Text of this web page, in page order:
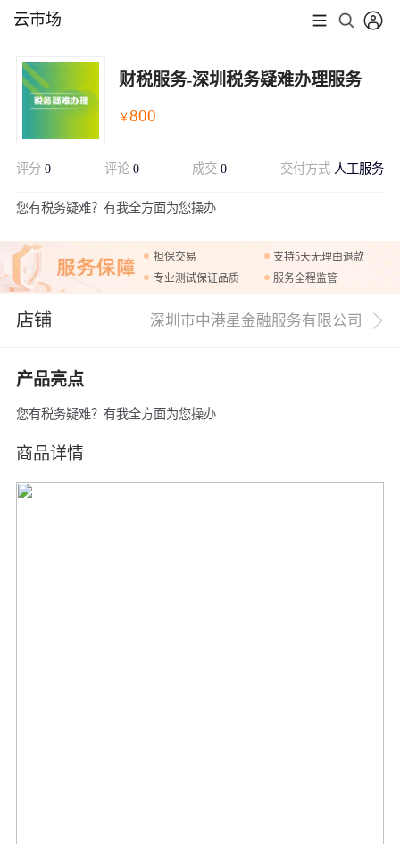
云市场
财税服务-深圳税务疑难办理服务
￥800
评分 0 评论 0 成交0 交付方式 人工服务
您有税务疑难？有我全方面为您操办
担保交易
支持5天无理由退款
专业测试保证品质
服务全程监管
店铺 深圳市中港星金融服务有限公司
产品亮点
您有税务疑难？有我全方面为您操办
商品详情